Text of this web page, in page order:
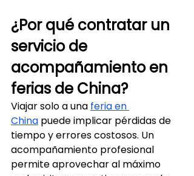
¿Por qué contratar un
servicio de
acompañamiento en
ferias de China?
Viajar solo a una feria en
China puede implicar pérdidas de
tiempo y errores costosos. Un
acompañamiento profesional
permite aprovechar al máximo